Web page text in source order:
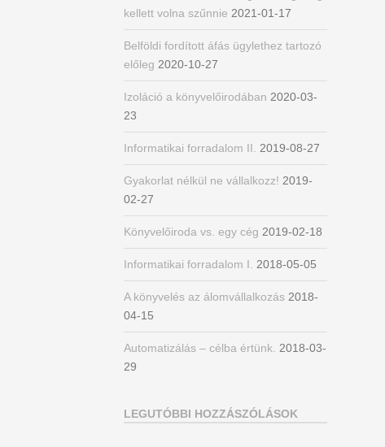
kellett volna szűnnie 2021-01-17
Belföldi fordított áfás ügylethez tartozó
előleg 2020-10-27
Izoláció a könyvelőirodában 2020-03-
23
Informatikai forradalom II. 2019-08-27
Gyakorlat nélkül ne vállalkozz! 2019-
02-27
Könyvelőiroda vs. egy cég 2019-02-18
Informatikai forradalom I. 2018-05-05
A könyvelés az álomvállalkozás 2018-
04-15
Automatizálás – célba értünk. 2018-03-
29
LEGUTÓBBI HOZZÁSZÓLÁSOK